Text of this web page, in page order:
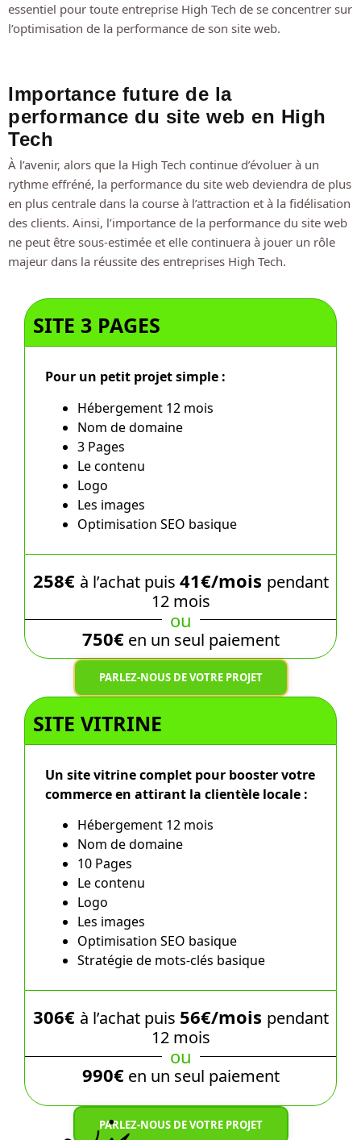
essentiel pour toute entreprise High Tech de se concentrer sur
l’optimisation de la performance de son site web.
Importance future de la
performance du site web en High
Tech
À l’avenir, alors que la High Tech continue d’évoluer à un
rythme effréné, la performance du site web deviendra de plus
en plus centrale dans la course à l’attraction et à la fidélisation
des clients. Ainsi, l’importance de la performance du site web
ne peut être sous-estimée et elle continuera à jouer un rôle
majeur dans la réussite des entreprises High Tech.
SITE 3 PAGES
Pour un petit projet simple :
Hébergement 12 mois
Nom de domaine
3 Pages
Le contenu
Logo
Les images
Optimisation SEO basique
258€ à l’achat puis 41€/mois pendant
12 mois
ou
750€en un seul paiement
PARLEZ-NOUS DE VOTRE PROJET
SITE VITRINE
Un site vitrine complet pour booster votre
commerce en attirant la clientèle locale :
Hébergement 12 mois
Nom de domaine
10 Pages
Le contenu
Logo
Les images
Optimisation SEO basique
Stratégie de mots-clés basique
306€ à l’achat puis 56€/mois pendant
12 mois
ou
990€en un seul paiement
PARLEZ-NOUS DE VOTRE PROJET